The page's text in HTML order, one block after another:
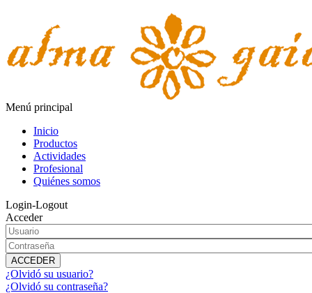
Menú principal
Inicio
Productos
Actividades
Profesional
Quiénes somos
Login-Logout
Acceder
¿Olvidó su usuario?
¿Olvidó su contraseña?